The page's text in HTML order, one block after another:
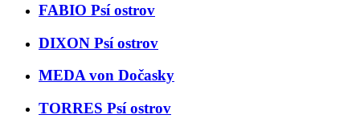
FABIO Psí ostrov
DIXON Psí ostrov
MEDA von Dočasky
TORRES Psí ostrov